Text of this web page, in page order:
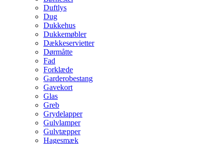
Duftlys
Dug
Dukkehus
Dukkemøbler
Dækkeservietter
Dørmåtte
Fad
Forklæde
Garderobestang
Gavekort
Glas
Greb
Grydelapper
Gulvlamper
Gulvtæpper
Hagesmæk